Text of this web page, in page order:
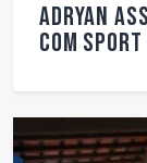
Adryan
com